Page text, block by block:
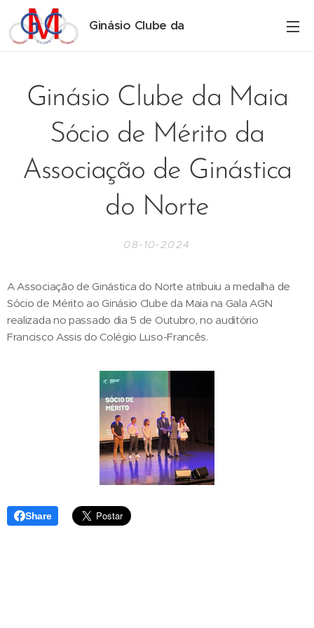
Ginásio Clube da
Ginásio Clube da Maia
Sócio de Mérito da
Associação de Ginástica
do Norte
08-10-2024
A Associação de Ginástica do Norte atribuiu a medalha de
Sócio de Mérito ao Ginásio Clube da Maia na Gala AGN
realizada no passado dia 5 de Outubro, no auditório
Francisco Assis do Colégio Luso-Francês.
Share